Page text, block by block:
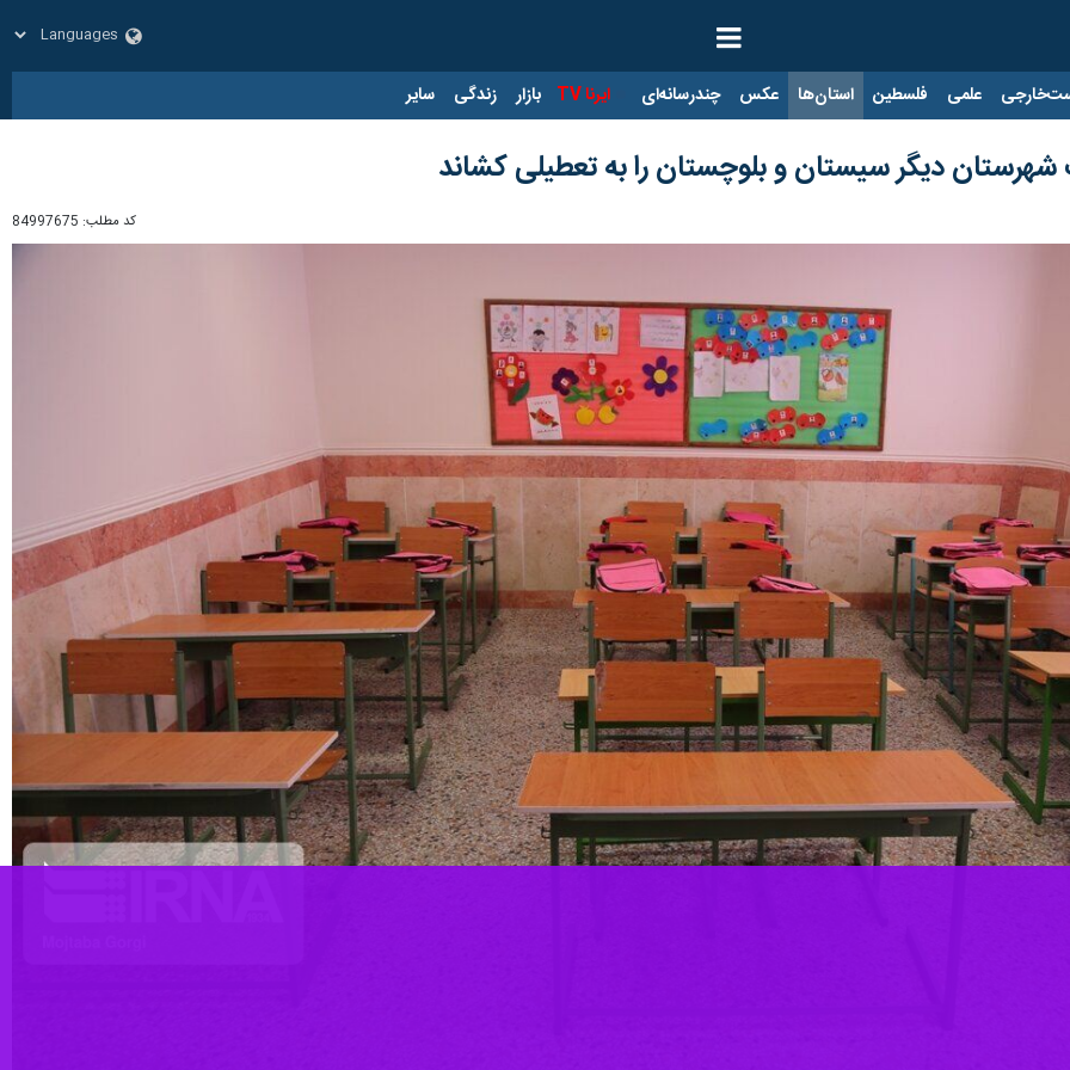
علمی فلسطین استان‌ها عکس چندرسانه‌ای ایرنا TV بازار زندگی سایر
دیگر سیستان و بلوچستان را به تعطیلی کشاند
کد مطلب: 84997675